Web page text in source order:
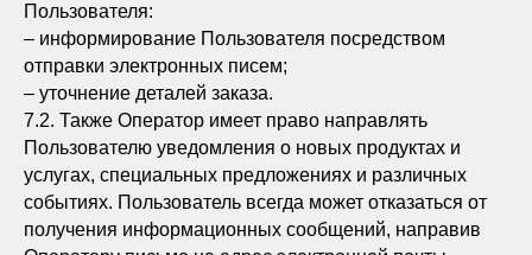
Пользователя:
– информирование Пользователя посредством
отправки электронных писем;
– уточнение деталей заказа.
7.2. Также Оператор имеет право направлять
Пользователю уведомления о новых продуктах и
услугах, специальных предложениях и различных
событиях. Пользователь всегда может отказаться от
получения информационных сообщений, направив